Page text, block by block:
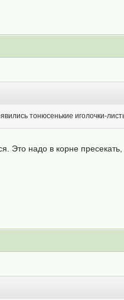
тонюсенькие иголочки-
Это надо в корне пресекать,